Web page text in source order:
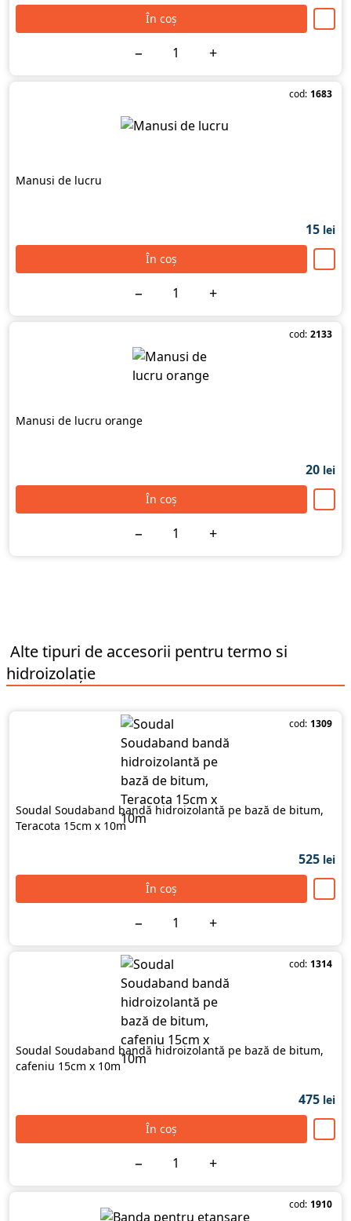
În coș
− +
cod: 1683
Manusi de lucru
15 lei
În coș
− +
cod: 2133
Manusi de lucru orange
20 lei
În coș
− +
Alte tipuri de accesorii pentru termo si
hidroizolație
cod: 1309
Soudal Soudaband bandă hidroizolantă pe bază de bitum,
Teracota 15cm х 10m
525 lei
În coș
− +
cod: 1314
Soudal Soudaband bandă hidroizolantă pe bază de bitum,
cafeniu 15cm х 10m
475 lei
În coș
− +
cod: 1910